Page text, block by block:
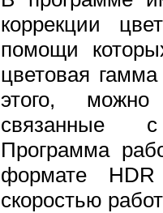
коррекции
помощи
цветовая
этого, можно
связанные
Программа
формате
скоростью